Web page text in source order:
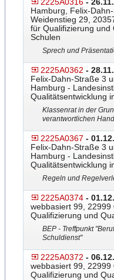
Hamburg, Felix-
Weidenstieg 29,
für Qualifizierung und
Schulen
Sprech und
2225A0362 -
Felix-Dahn-Straße 3
Hamburg -
Qualitätsentwicklung
Klassenrat in der
verantwortlichen
2225A0367 -
Felix-Dahn-Straße 3
Hamburg -
Qualitätsentwicklung
Regeln und
2225A0374 -
webbasiert 99,
Qualifizierung und
BEP - Treffpunkt
Schuldienst"
2225A0372 -
webbasiert 99,
Qualifizierung und